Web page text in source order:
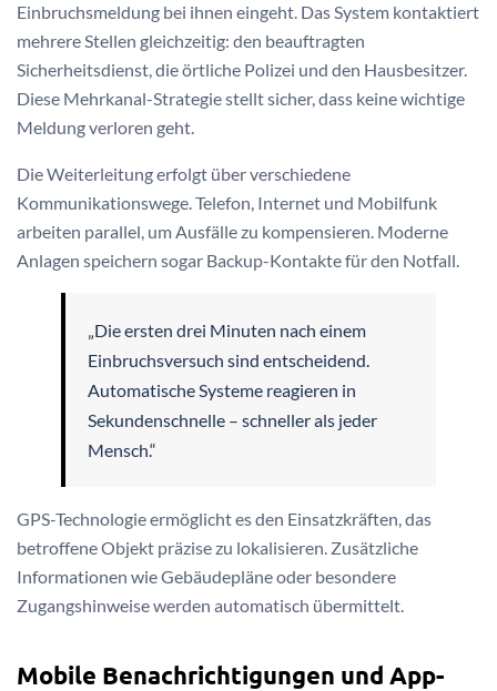
Einbruchsmeldung bei ihnen eingeht. Das System kontaktiert
mehrere Stellen gleichzeitig: den beauftragten
Sicherheitsdienst, die örtliche Polizei und den Hausbesitzer.
Diese Mehrkanal-Strategie stellt sicher, dass keine wichtige
Meldung verloren geht.
Die Weiterleitung erfolgt über verschiedene
Kommunikationswege. Telefon, Internet und Mobilfunk
arbeiten parallel, um Ausfälle zu kompensieren. Moderne
Anlagen speichern sogar Backup-Kontakte für den Notfall.
„Die ersten drei Minuten nach einem
Einbruchsversuch sind entscheidend.
Automatische Systeme reagieren in
Sekundenschnelle – schneller als jeder
Mensch.“
GPS-Technologie ermöglicht es den Einsatzkräften, das
betroffene Objekt präzise zu lokalisieren. Zusätzliche
Informationen wie Gebäudepläne oder besondere
Zugangshinweise werden automatisch übermittelt.
Mobile Benachrichtigungen und App-